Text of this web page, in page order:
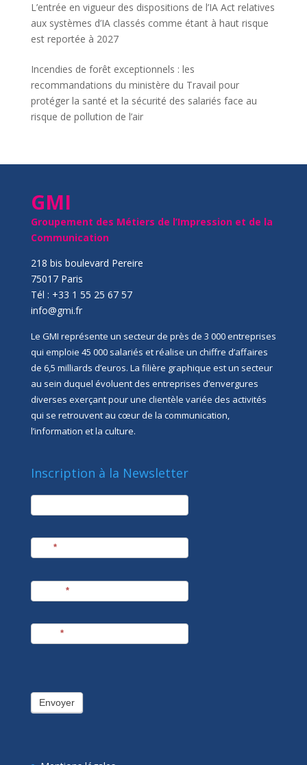
L’entrée en vigueur des dispositions de l’IA Act relatives
aux systèmes d’IA classés comme étant à haut risque
est reportée à 2027
Incendies de forêt exceptionnels : les
recommandations du ministère du Travail pour
protéger la santé et la sécurité des salariés face au
risque de pollution de l’air
GMI
Groupement des Métiers de l’Impression et de la
Communication
218 bis boulevard Pereire
75017 Paris
Tél : +33 1 55 25 67 57
info@gmi.fr
Le GMI représente un secteur de près de 3 000 entreprises
qui emploie 45 000 salariés et réalise un chiffre d’affaires
de 6,5 milliards d’euros. La filière graphique est un secteur
au sein duquel évoluent des entreprises d’envergures
diverses exerçant pour une clientèle variée des activités
qui se retrouvent au cœur de la communication,
l’information et la culture.
Inscription à la Newsletter
newsletter
*
*
*
Envoyer